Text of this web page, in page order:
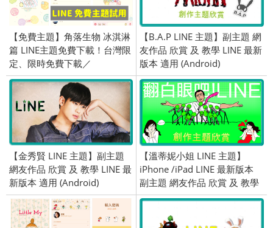
【免費主題】角落生物 冰淇淋
篇 LINE主題免費下載！台灣限
定、限時免費下載／
2019/07/05
【B.A.P LINE 主題】副主題 網
友作品 欣賞 及 教學 LINE 最新
版本 適用 (Android)
【金秀賢 LINE 主題】副主題
網友作品 欣賞 及 教學 LINE 最
新版本 適用 (Android)
【溫蒂妮小姐 LINE 主題】
iPhone /iPad LINE 最新版本
副主題 網友作品 欣賞 及 教學
適用 (iOS)